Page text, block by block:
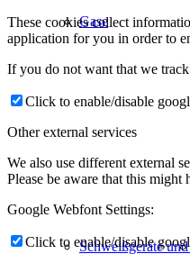
Gase
Schweißgeräte
These cookies collect
application for you in order to
If you do not want that we
Click to enable/disable
Other external services
We also use different external
Please be aware that this
Google Webfont Settings:
Click to enable/disable